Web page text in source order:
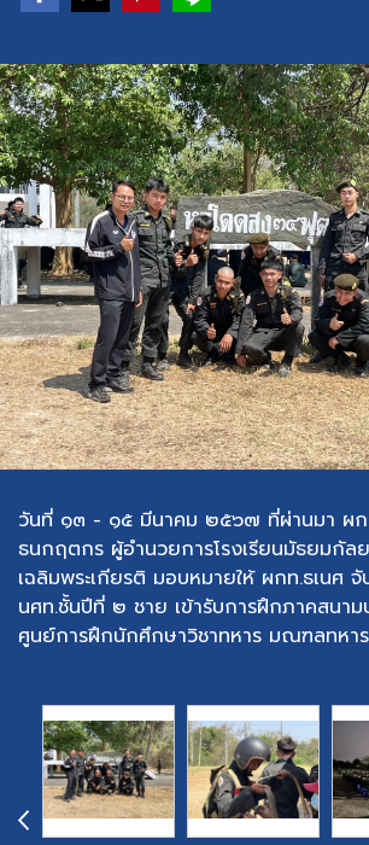
วันที่ ๑๓ - ๑๕ มีนาคม ๒๕๖๗ ที่ผ่านมา ผ
ธนกฤตกร ผู้อำนวยการโรงเรียนมัธยมกั
เฉลิมพระเกียรติ มอบหมายให้ ผกท.ธเนศ จั
นศท.ชั้นปีที่ ๒ ชาย เข้ารับการฝึกภาคสนา
ศูนย์การฝึกนักศึกษาวิชาทหาร มณฑลทหา